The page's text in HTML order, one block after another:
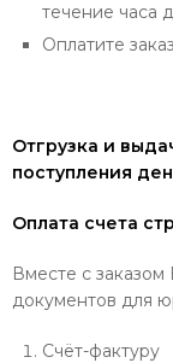
течение часа
Оплатите
Отгрузка и
поступления
Оплата счета
Вместе с
документов для
Счёт-фактуру